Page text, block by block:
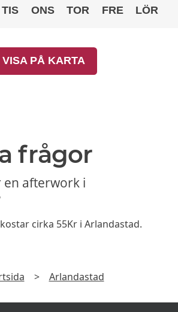
TIS ONS TOR FRE LÖR
VISA PÅ KARTA
frågor
en afterwork i
cirka 55Kr i Arlandastad.
> Arlandastad